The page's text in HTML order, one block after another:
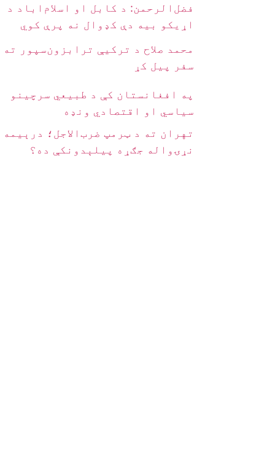
فضل‌الرحمن: د کابل او اسلام‌اباد د
اړیکو بیه دې کډوال نه پرې کوي
محمد صلاح د ترکیې ترابزون‌سپور ته
سفر پیل کړ
په افغانستان کې د طبیعي سرچینو
سیاسي او اقتصادي ونډه
تهران ته د ټرمپ ضرب‌الاجل؛ درېیمه
نړۍواله جګړه پیلېدونکې ده؟